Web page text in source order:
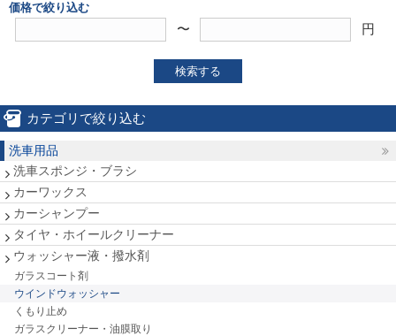
価格で絞り込む
〜 円
検索する
カテゴリで絞り込む
洗車用品
洗車スポンジ・ブラシ
カーワックス
カーシャンプー
タイヤ・ホイールクリーナー
ウォッシャー液・撥水剤
ガラスコート剤
ウインドウォッシャー
くもり止め
ガラスクリーナー・油膜取り